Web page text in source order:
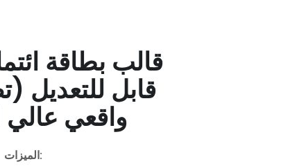
قالب بطاقة
واقعي عالي
الميزات: